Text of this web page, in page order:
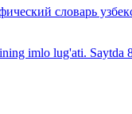
словарь
imlo lug'ati. Saytda